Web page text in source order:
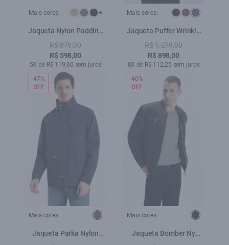
Mais cores: +
Jaqueta Nylon Padding
Bomber Verde Escuro
R$ 870,00
R$ 598,00
5X de R$ 119,60 sem juros
Mais cores:
Jaqueta Puffer Wrinkle
Ellus Purple Blue
R$ 1.279,00
R$ 898,00
8X de R$ 112,25 sem juros
Mais cores:
Jaqueta Parka Nylon
47%
OFF
Mais cores:
Jaqueta Bomber Ny
40%
OFF